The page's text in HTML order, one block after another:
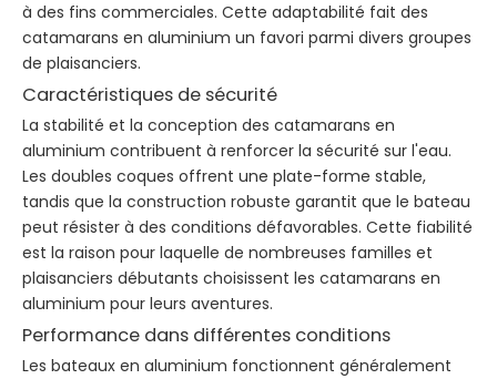
à des fins commerciales. Cette adaptabilité fait des
catamarans en aluminium un favori parmi divers groupes
de plaisanciers.
Caractéristiques de sécurité
La stabilité et la conception des catamarans en
aluminium contribuent à renforcer la sécurité sur l'eau.
Les doubles coques offrent une plate-forme stable,
tandis que la construction robuste garantit que le bateau
peut résister à des conditions défavorables. Cette fiabilité
est la raison pour laquelle de nombreuses familles et
plaisanciers débutants choisissent les catamarans en
aluminium pour leurs aventures.
Performance dans différentes conditions
Les bateaux en aluminium fonctionnent généralement